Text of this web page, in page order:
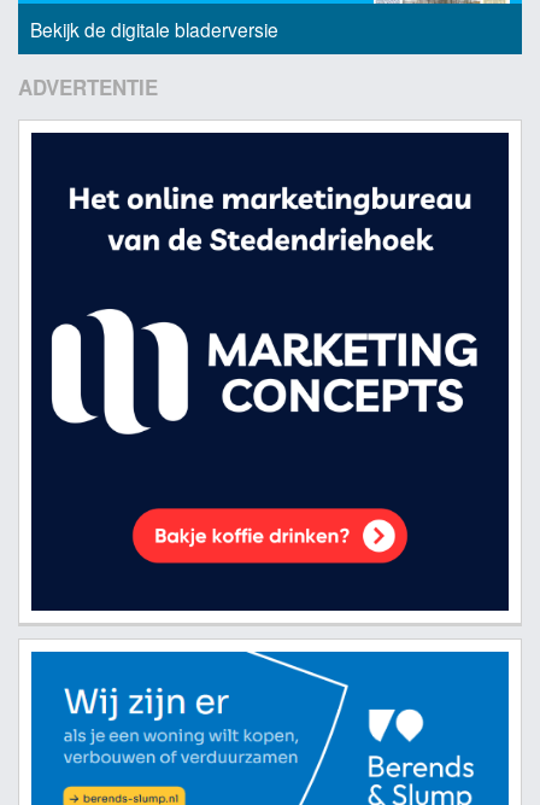
Bekijk de digitale bladerversie
ADVERTENTIE